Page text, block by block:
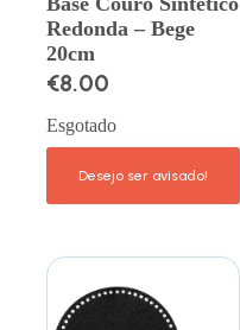
Redonda – Bege
20cm
€8.00
Esgotado